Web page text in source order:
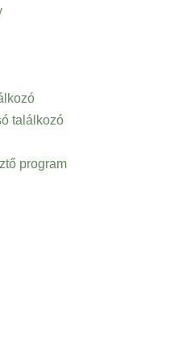
találkozó
program